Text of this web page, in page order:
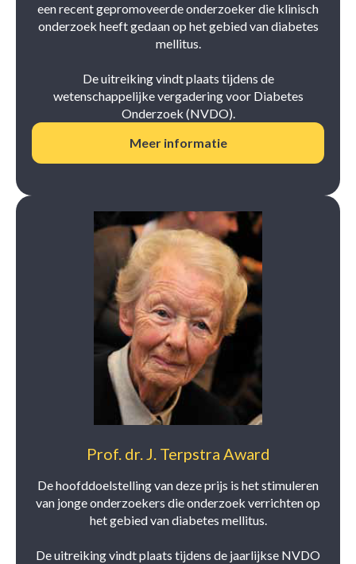
een recent gepromoveerde onderzoeker die klinisch
onderzoek heeft gedaan op het gebied van diabetes
mellitus.
De uitreiking vindt plaats tijdens de
wetenschappelijke vergadering voor Diabetes
Onderzoek (NVDO).
Meer informatie
Prof. dr. J. Terpstra Award
De hoofddoelstelling van deze prijs is het stimuleren
van jonge onderzoekers die onderzoek verrichten op
het gebied van diabetes mellitus.
De uitreiking vindt plaats tijdens de jaarlijkse NVDO